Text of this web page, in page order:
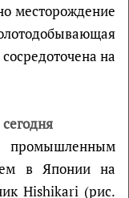
месторождение
на
промышленным
в Японии на
Hishikari (рис.